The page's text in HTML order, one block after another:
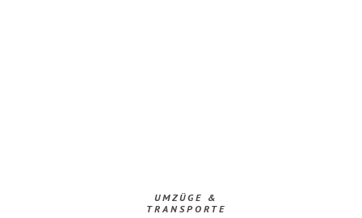
UMZÜGE &
TRANSPORTE